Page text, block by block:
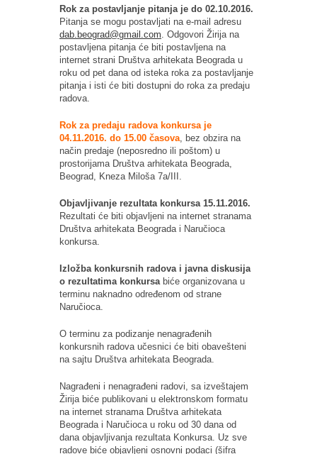
Rok za postavljanje pitanja je do 02.10.2016.
Pitanja se mogu postavljati na e-mail adresu
dab.beograd@gmail.com. Odgovori Žirija na
postavljena pitanja će biti postavljena na
internet strani Društva arhitekata Beograda u
roku od pet dana od isteka roka za postavljanje
pitanja i isti će biti dostupni do roka za predaju
radova.
Rok za predaju radova konkursa je
04.11.2016. do 15.00 časova, bez obzira na
način predaje (neposredno ili poštom) u
prostorijama Društva arhitekata Beograda,
Beograd, Kneza Miloša 7a/III.
Objavljivanje rezultata konkursa 15.11.2016.
Rezultati će biti objavljeni na internet stranama
Društva arhitekata Beograda i Naručioca
konkursa.
Izložba konkursnih radova i javna diskusija
o rezultatima konkursabiće organizovana u
terminu naknadno određenom od strane
Naručioca.
O terminu za podizanje nenagrađenih
konkursnih radova učesnici će biti obavešteni
na sajtu Društva arhitekata Beograda.
Nagrađeni i nenagrađeni radovi, sa izveštajem
Žirija biće publikovani u elektronskom formatu
na internet stranama Društva arhitekata
Beograda i Naručioca u roku od 30 dana od
dana objavljivanja rezultata Konkursa. Uz sve
radove biće objavljeni osnovni podaci (šifra